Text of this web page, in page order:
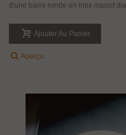
d'une barre ronde en inox massif
Ajouter Au Panier
Aperçu